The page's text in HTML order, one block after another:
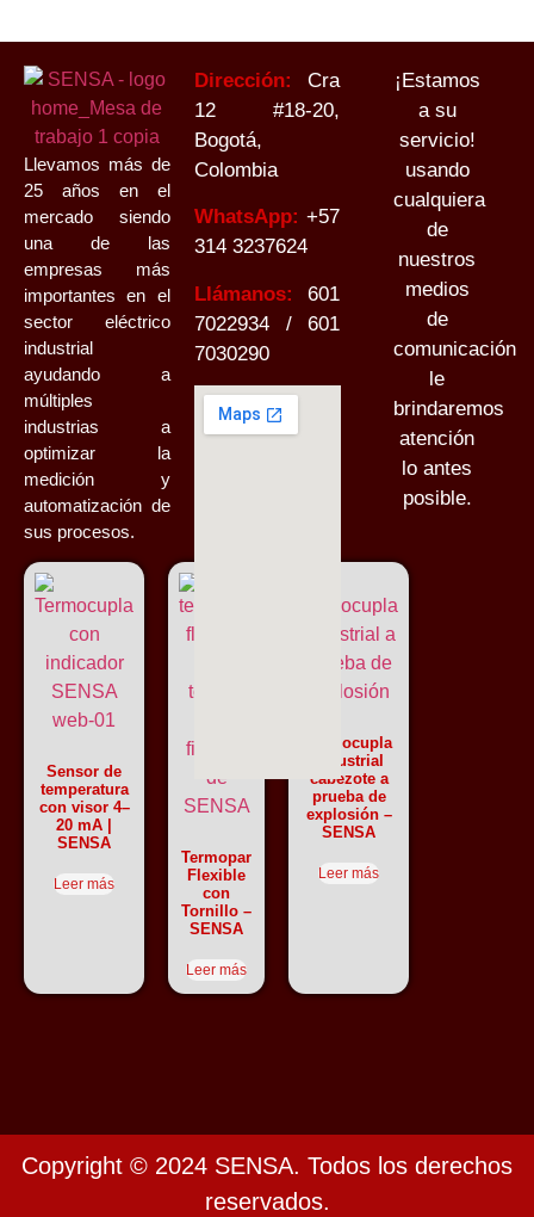
Llevamos más de
25 años en el
mercado siendo
una de las
empresas más
importantes en el
sector eléctrico
industrial
ayudando a
múltiples
industrias a
optimizar la
medición y
automatización de
sus procesos.
Sensor de
temperatura
con visor 4–
20 mA |
SENSA
Leer más
Termopar
Flexible
con
Tornillo –
SENSA
Leer más
Termocupla
industrial
cabezote a
prueba de
explosión –
SENSA
Leer más
Dirección:
Cra
12 #18-20,
Bogotá,
Colombia
WhatsApp: +57
314 3237624
Llámanos: 601
7022934 / 601
7030290
¡Estamos
a su
servicio!
usando
cualquiera
de
nuestros
medios
de
comunicación
le
brindaremos
atención
lo antes
posible.
Copyright © 2024 SENSA. Todos los derechos
reservados.